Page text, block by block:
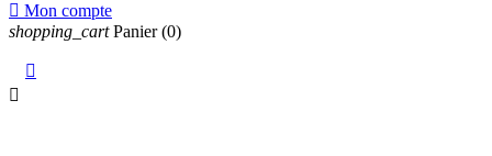
 Mon compte
shopping_cart Panier (0)

